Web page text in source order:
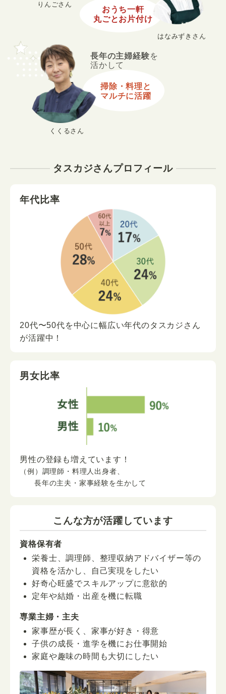
くくるさん
長年の主婦経験を
活かして
掃除・料理と
マルチに活躍
りんごさん
はなみずきさん
おうち一軒
丸ごとお片付け
タスカジさんプロフィール
年代比率
20代〜50代を中心に幅広い年代のタスカジさん
が活躍中！
男女比率
男性の登録も増えています！
（例）調理師・料理人出身者、
長年の主夫・家事経験を生かして
こんな方が活躍しています
資格保有者
栄養士、調理師、整理収納アドバイザー等の
資格を活かし、自己実現をしたい
好奇心旺盛でスキルアップに意欲的
定年や結婚・出産を機に転職
専業主婦・主夫
家事歴が長く、家事が好き・得意
子供の成長・進学を機にお仕事開始
家庭や趣味の時間も大切にしたい